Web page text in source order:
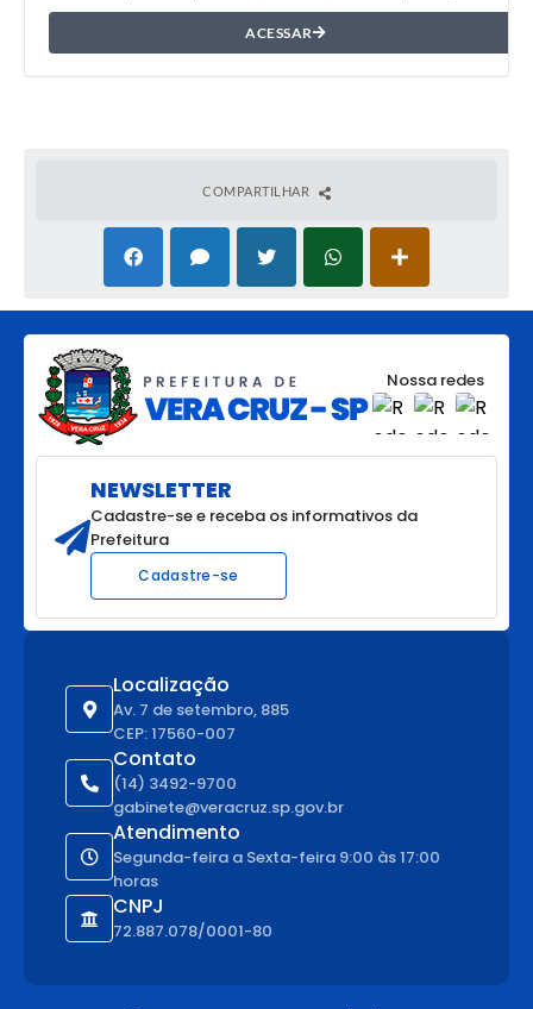
ACESSAR
COMPARTILHAR
Localização
Av. 7 de setembro, 885
CEP: 17560-007
Contato
(14) 3492-9700
gabinete@veracruz.sp.gov.br
Atendimento
Segunda-feira a Sexta-feira 9:00 às 17:00
horas
CNPJ
72.887.078/0001-80
Nossa redes
NEWSLETTER
Cadastre-se e receba os informativos da
Prefeitura
Cadastre-se